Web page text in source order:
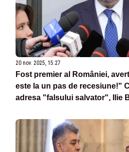
20 nov. 2025, 15:27
Fost premier al României,
este la un pas de recesiune!"
adresa "falsului salvator", Ilie